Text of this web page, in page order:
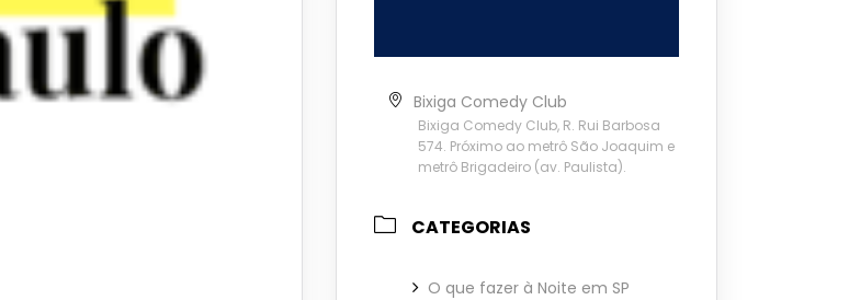
Bixiga Comedy Club
Bixiga Comedy Club, R. Rui Barbosa
574. Próximo ao metrô São Joaquim e
metrô Brigadeiro (av. Paulista).
CATEGORIAS
O que fazer à Noite em SP